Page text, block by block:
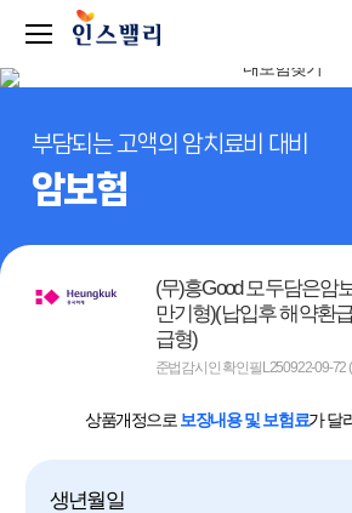
부담되는 고액의 암치료비 대비
암보험
(무)흥Good 모두담은암
만기형)(납입후 해약환
급형)
준법감시인 확인필L250922-09-72
상품개정으로 보장내용 및 보험료가 달
생년월일